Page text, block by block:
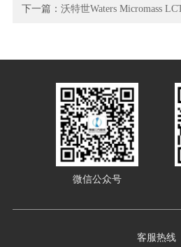
下一篇：沃特世Waters Micromass
客服热线
微信公众号